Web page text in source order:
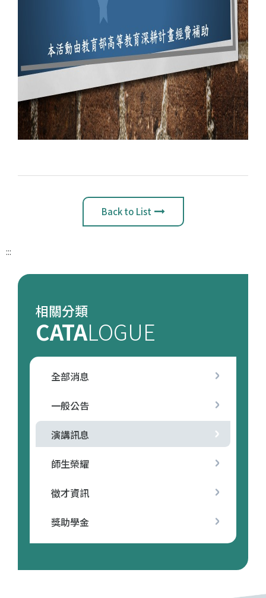
Back to List
:::
相關分類
CATALOGUE
全部消息
一般公告
演講訊息
師生榮耀
徵才資訊
獎助學金